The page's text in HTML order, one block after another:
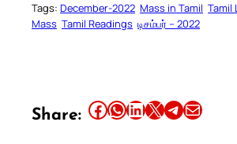
Tags: December-2022 Mass in Tamil Tamil
Mass Tamil Readings டிசம்பர் – 2022
Share: Share this article on Facebook Share this article on WhatsApp Share this article on LinkedIn Share this article on X Share this article on TelegramEmail this Article